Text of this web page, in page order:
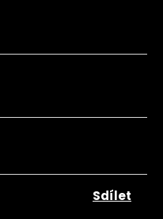
Sdílet